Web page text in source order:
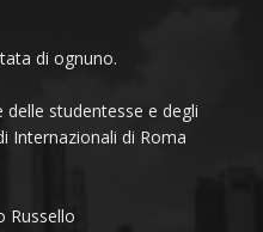
di ognuno.
studentesse e degli
Internazionali di Roma
Russello